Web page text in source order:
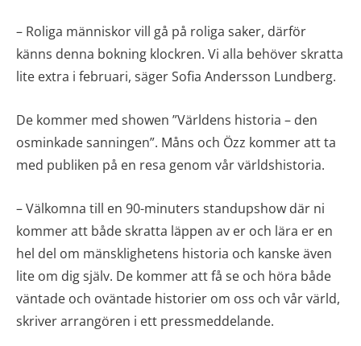
– Roliga människor vill gå på roliga saker, därför
känns denna bokning klockren. Vi alla behöver skratta
lite extra i februari, säger Sofia Andersson Lundberg.
De kommer med showen ”Världens historia – den
osminkade sanningen”. Måns och Özz kommer att ta
med publiken på en resa genom vår världshistoria.
– Välkomna till en 90-minuters standupshow där ni
kommer att både skratta läppen av er och lära er en
hel del om mänsklighetens historia och kanske även
lite om dig själv. De kommer att få se och höra både
väntade och oväntade historier om oss och vår värld,
skriver arrangören i ett pressmeddelande.